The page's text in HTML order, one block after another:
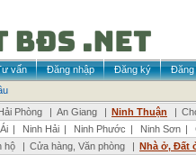
vấn Đăng nhập Đăng ký
Đăng
Phòng | An Giang | Ninh Thuận |
| Ninh Hải | Ninh Phước | Ninh Sơn |
hộ | Cửa hàng, Văn phòng | Nhà ở, Đất